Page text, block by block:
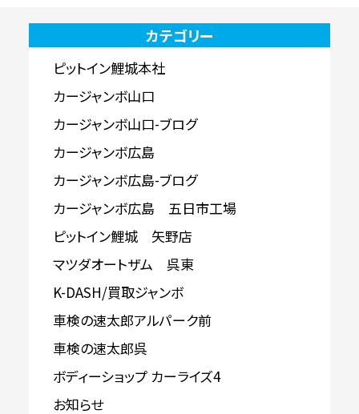
カテゴリー
ピットイン鯉城本社
カージャンボ山口
カージャンボ山口-ブログ
カージャンボ広島
カージャンボ広島-ブログ
カージャンボ広島 五日市工場
ピットイン鯉城 矢野店
マツダオートザム 呉東
K-DASH/買取ジャンボ
車検の速太郎アルパーク前
車検の速太郎呉
ボディーショップ カーライズ4
お知らせ